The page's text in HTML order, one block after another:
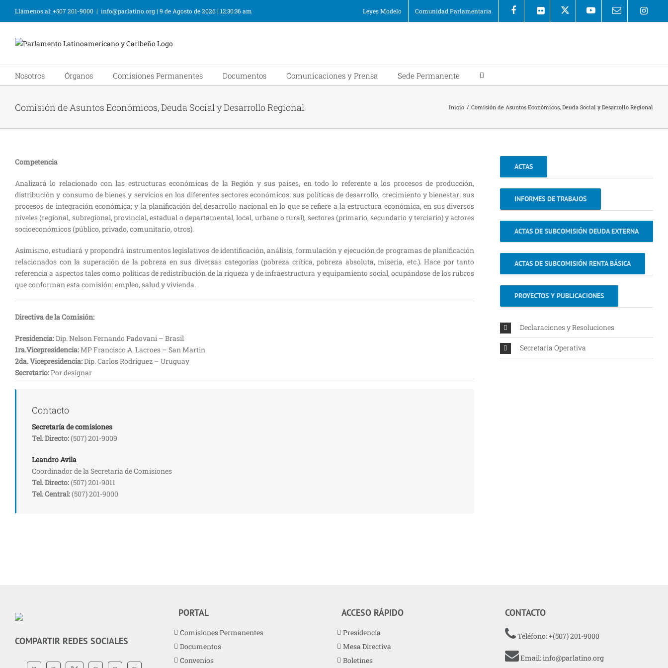
Llámenos al: +507 201-9000 | info@parlatino.org| 9 de Agosto de 2026| 12:30:36 am Leyes Modelo Comunidad Parlamentaria
Nosotros Órganos Comisiones Permanentes Documentos Comunicaciones y Prensa Sede Permanente
Comisión de Asuntos Económicos, Deuda Social y Desarrollo Regional Inicio / Comisión de Asuntos Económicos, Deuda Social y Desarrollo Regional
Competencia
Analizará lo relacionado con las estructuras económicas de la Región y sus países, en todo lo referente a los procesos de producción,
distribución y consumo de bienes y servicios en los diferentes sectores económicos; sus políticas de desarrollo, crecimiento y bienestar; sus
procesos de integración económica; y la planificación del desarrollo nacional en lo que se refiere a la estructura económica, en sus diversos
niveles (regional, subregional, provincial, estadual o departamental, local, urbano o rural), sectores (primario, secundario y terciario) y actores
socioeconómicos (público, privado, comunitario, otros).
Asimismo, estudiará y propondrá instrumentos legislativos de identificación, análisis, formulación y ejecución de programas de planificación
relacionados con la superación de la pobreza en sus diversas categorías (pobreza crítica, pobreza absoluta, miseria, etc.). Hace por tanto
referencia a aspectos tales como políticas de redistribución de la riqueza y de infraestructura y equipamiento social, ocupándose de los rubros
que conforman esta comisión: empleo, salud y vivienda.
Directiva de la Comisión:
Presidencia:Dip. Nelson Fernando Padovani – Brasil
1ra.Vicepresidencia:MP Francisco A. Lacroes – San Martin
2da. Vicepresidencia:Dip. Carlos Rodriguez – Uruguay
Secretario:Por designar
Contacto
Secretaría de comisiones
Tel. Directo:(507) 201-9009
Leandro Avila
Coordinador de la Secretaría de Comisiones
Tel. Directo:(507) 201-9011
Tel. Central:(507) 201-9000
ACTAS
INFORMES DE TRABAJOS
ACTAS DE SUBCOMISIÓN DEUDA EXTERNA
ACTAS DE SUBCOMISIÓN RENTA BÁSICA
PROYECTOS Y PUBLICACIONES
Declaraciones y Resoluciones
Secretaria Operativa
COMPARTIR REDES SOCIALES
PORTAL
Comisiones Permanentes
Documentos
Convenios
ACCESO RÁPIDO
Presidencia
Mesa Directiva
Boletines
CONTACTO
Teléfono: +(507) 201-9000
Email:info@parlatino.org